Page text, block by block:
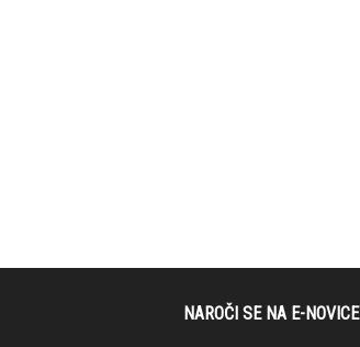
NAROČI SE NA E-NOVICE